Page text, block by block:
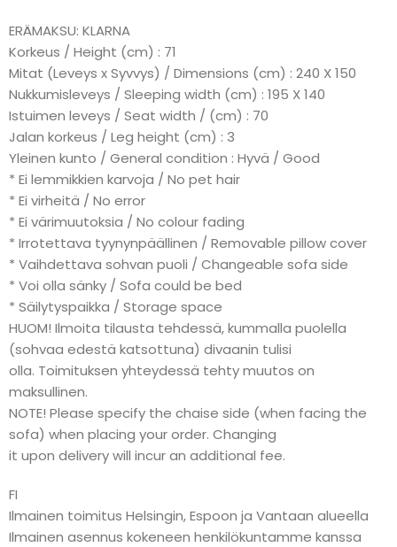
ERÄMAKSU: KLARNA
Korkeus / Height (cm) : 71
Mitat (Leveys x Syvvys) / Dimensions (cm) : 240 X 150
Nukkumisleveys / Sleeping width (cm) : 195 X 140
Istuimen leveys / Seat width / (cm) : 70
Jalan korkeus / Leg height (cm) : 3
Yleinen kunto / General condition : Hyvä / Good
* Ei lemmikkien karvoja / No pet hair
* Ei virheitä / No error
* Ei värimuutoksia / No colour fading
* Irrotettava tyynynpäällinen / Removable pillow cover
* Vaihdettava sohvan puoli / Changeable sofa side
* Voi olla sänky / Sofa could be bed
* Säilytyspaikka / Storage space
HUOM! Ilmoita tilausta tehdessä, kummalla puolella
(sohvaa edestä katsottuna) divaanin tulisi
olla. Toimituksen yhteydessä tehty muutos on
maksullinen.
NOTE! Please specify the chaise side (when facing the
sofa) when placing your order. Changing
it upon delivery will incur an additional fee.
FI
Ilmainen toimitus Helsingin, Espoon ja Vantaan alueella
Ilmainen asennus kokeneen henkilökuntamme kanssa